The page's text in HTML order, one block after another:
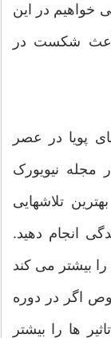
در این
شکست در
پویا در عصر
مجله نیویورک
تلاشهایی
انجام دهید.
بیشتر می کند
اگر در دوره
ها را بیشتر